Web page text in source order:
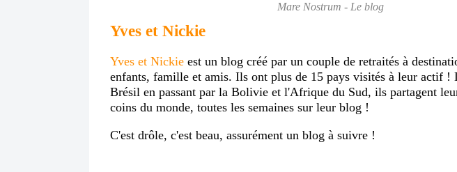
Mare Nostrum - Le blog
Yves et Nickie
Yves et Nickie est un blog créé par un couple de retraités à
enfants, famille et amis. Ils ont plus de 15 pays visités à leur actif !
Brésil en passant par la Bolivie et l'Afrique du Sud, ils partagent
coins du monde, toutes les semaines sur leur blog !
C'est drôle, c'est beau, assurément un blog à suivre !